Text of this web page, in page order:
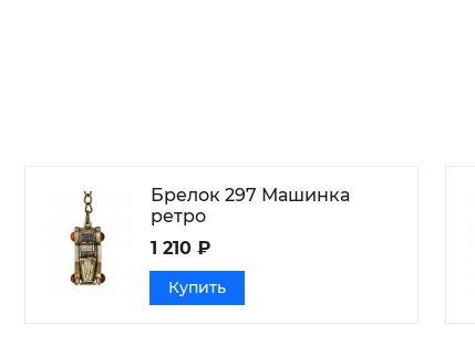
Брелок 297 Машинка
ретро
1 210 ₽
Купить